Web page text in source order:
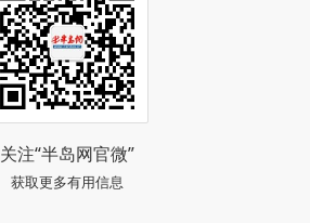
关注“半岛网官微”
获取更多有用信息